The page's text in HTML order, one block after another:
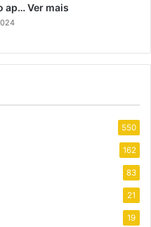
ap… Ver mais
550
162
83
21
19